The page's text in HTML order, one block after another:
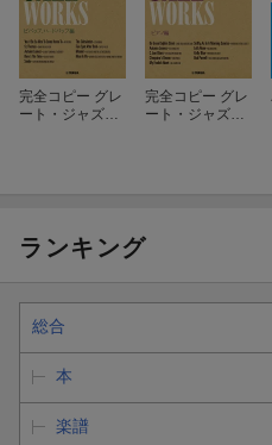
編成: ボーカル/フルート/エレク
ション
グレード: 上級
完全コピー グレ
ート・ジャズ・
完全コピー グレ
ート・ジャズ・
ランキング
総合
本
楽譜